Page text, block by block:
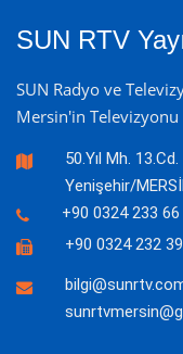
SUN RTV
SUN Radyo ve
Mersin'in
50.Yıl Mh.
Yenişehir/
+90 0324 233
+90 0324 232